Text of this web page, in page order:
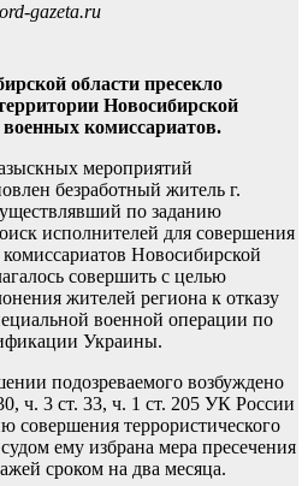
gazeta.ru
области пресекло
Новосибирской
комиссариатов.
мероприятий
безработный житель г.
по заданию
исполнителей для совершения
Новосибирской
совершить с целью
жителей региона к отказу
военной операции по
Украины.
подозреваемого возбуждено
ч. 3 ст. 33, ч. 1 ст. 205 УК России
совершения террористического
ему избрана мера пресечения
сроком на два месяца.